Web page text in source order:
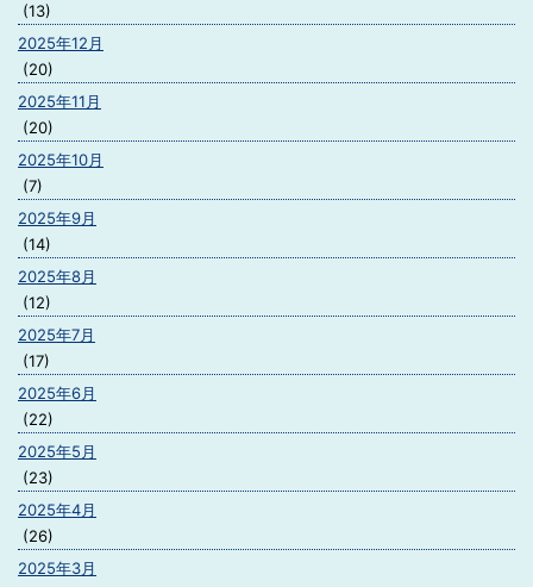
(13)
2025年12月
(20)
2025年11月
(20)
2025年10月
(7)
2025年9月
(14)
2025年8月
(12)
2025年7月
(17)
2025年6月
(22)
2025年5月
(23)
2025年4月
(26)
2025年3月